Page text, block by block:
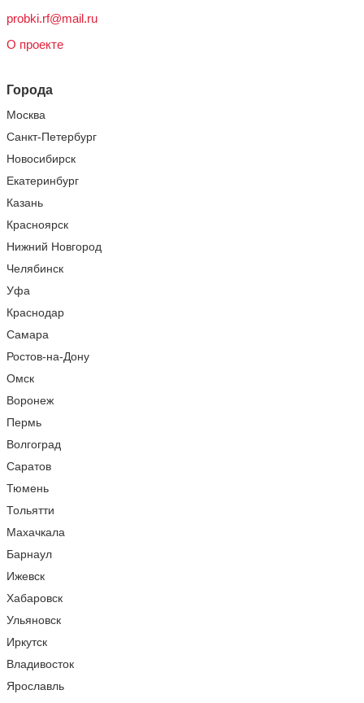
probki.rf@mail.ru
О проекте
Города
Москва
Санкт-Петербург
Новосибирск
Екатеринбург
Казань
Красноярск
Нижний Новгород
Челябинск
Уфа
Краснодар
Самара
Ростов-на-Дону
Омск
Воронеж
Пермь
Волгоград
Саратов
Тюмень
Тольятти
Махачкала
Барнаул
Ижевск
Хабаровск
Ульяновск
Иркутск
Владивосток
Ярославль